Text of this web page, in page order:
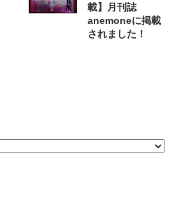
載】月刊誌
anemoneに掲載
されました！